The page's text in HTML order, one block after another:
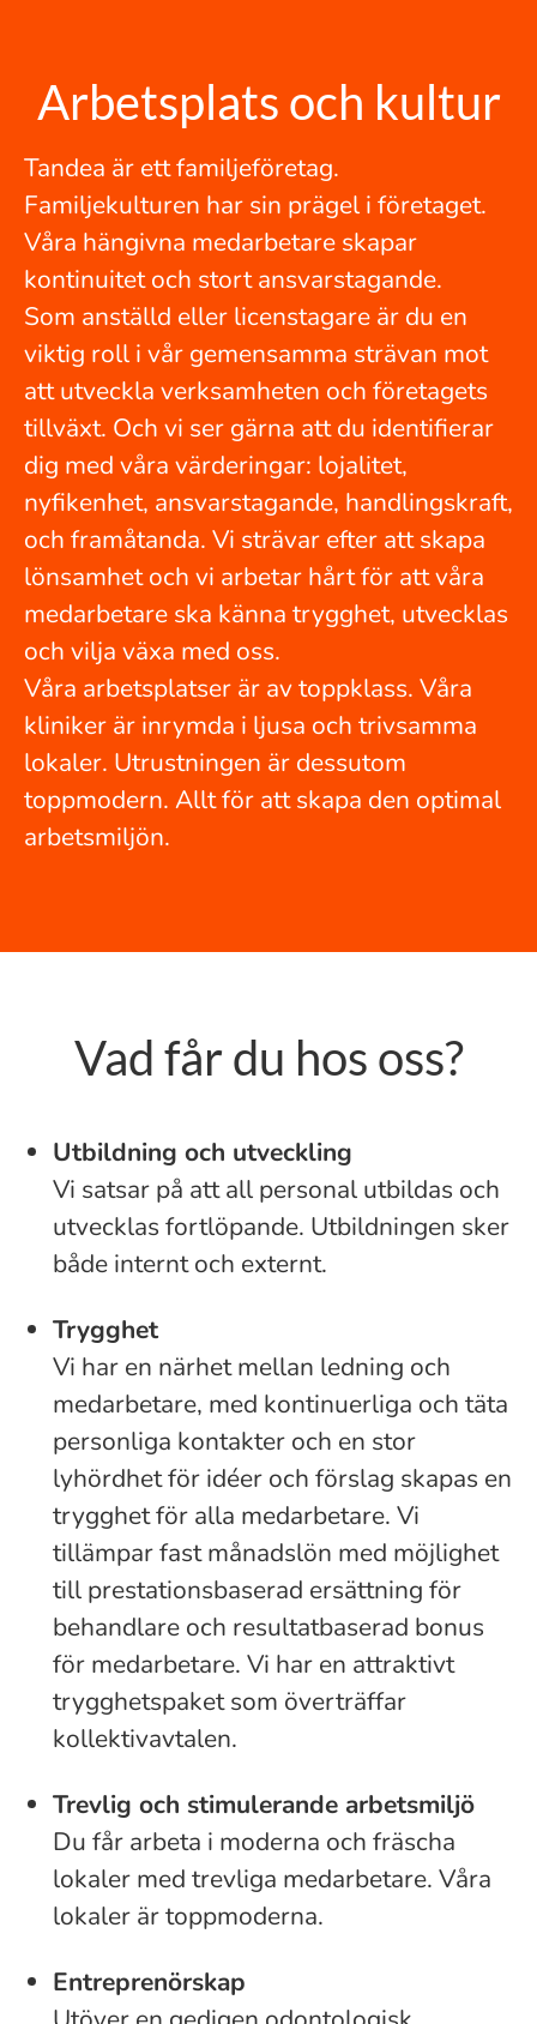
Arbetsplats och kultur
Tandea är ett familjeföretag.
Familjekulturen har sin prägel i företaget.
Våra hängivna medarbetare skapar
kontinuitet och stort ansvarstagande.
Som anställd eller licenstagare är du en
viktig roll i vår gemensamma strävan mot
att utveckla verksamheten och företagets
tillväxt. Och vi ser gärna att du identifierar
dig med våra värderingar: lojalitet,
nyfikenhet, ansvarstagande, handlingskraft,
och framåtanda. Vi strävar efter att skapa
lönsamhet och vi arbetar hårt för att våra
medarbetare ska känna trygghet, utvecklas
och vilja växa med oss.
Våra arbetsplatser är av toppklass. Våra
kliniker är inrymda i ljusa och trivsamma
lokaler. Utrustningen är dessutom
toppmodern. Allt för att skapa den optimal
arbetsmiljön.
Vad får du hos oss?
Utbildning och utveckling
Vi satsar på att all personal utbildas och
utvecklas fortlöpande. Utbildningen sker
både internt och externt.
Trygghet
Vi har en närhet mellan ledning och
medarbetare, med kontinuerliga och täta
personliga kontakter och en stor
lyhördhet för idéer och förslag skapas en
trygghet för alla medarbetare. Vi
tillämpar fast månadslön med möjlighet
till prestationsbaserad ersättning för
behandlare och resultatbaserad bonus
för medarbetare. Vi har en attraktivt
trygghetspaket som överträffar
kollektivavtalen.
Trevlig och stimulerande arbetsmiljö
Du får arbeta i moderna och fräscha
lokaler med trevliga medarbetare. Våra
lokaler är toppmoderna.
Entreprenörskap